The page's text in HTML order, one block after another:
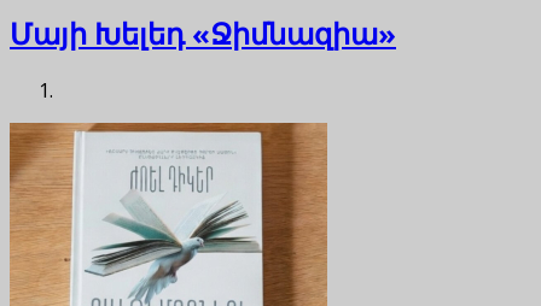
Մայի Խելեդ «Ջիմնազիա»